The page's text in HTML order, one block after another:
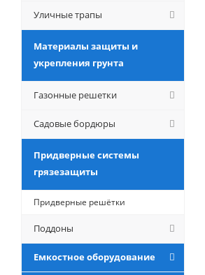
Уличные трапы
Материалы защиты и
укрепления грунта
Газонные решетки
Садовые бордюры
Придверные системы
грязезащиты
Придверные решётки
Поддоны
Емкостное оборудование